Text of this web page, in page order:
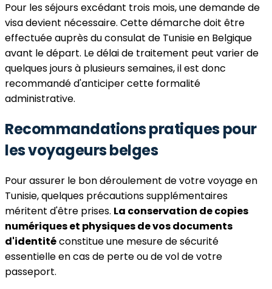
Pour les séjours excédant trois mois, une demande de
visa devient nécessaire. Cette démarche doit être
effectuée auprès du consulat de Tunisie en Belgique
avant le départ. Le délai de traitement peut varier de
quelques jours à plusieurs semaines, il est donc
recommandé d'anticiper cette formalité
administrative.
Recommandations pratiques pour
les voyageurs belges
Pour assurer le bon déroulement de votre voyage en
Tunisie, quelques précautions supplémentaires
méritent d'être prises. La conservation de copies
numériques et physiques de vos documents
d'identitéconstitue une mesure de sécurité
essentielle en cas de perte ou de vol de votre
passeport.